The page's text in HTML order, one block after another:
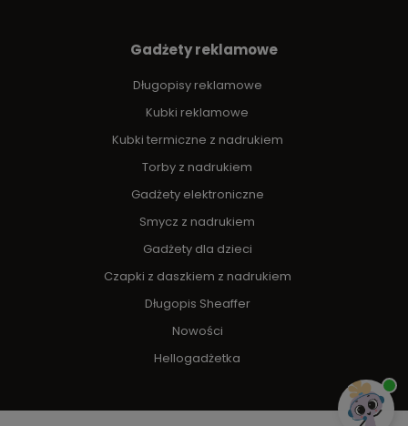
Gadżety reklamowe
Długopisy reklamowe
Kubki reklamowe
Kubki termiczne z nadrukiem
Torby z nadrukiem
Gadżety elektroniczne
Smycz z nadrukiem
Gadżety dla dzieci
Czapki z daszkiem z nadrukiem
Długopis Sheaffer
Nowości
Hellogadżetka